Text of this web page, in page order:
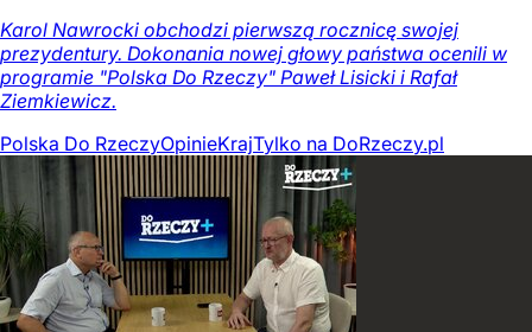
Karol Nawrocki obchodzi pierwszą rocznicę swojej
prezydentury. Dokonania nowej głowy państwa ocenili w
programie "Polska Do Rzeczy" Paweł Lisicki i Rafał
Ziemkiewicz.
Polska Do RzeczyOpinieKrajTylko na DoRzeczy.pl